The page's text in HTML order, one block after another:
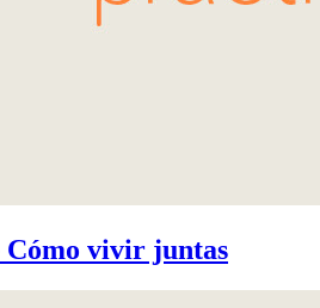
Cómo vivir juntas